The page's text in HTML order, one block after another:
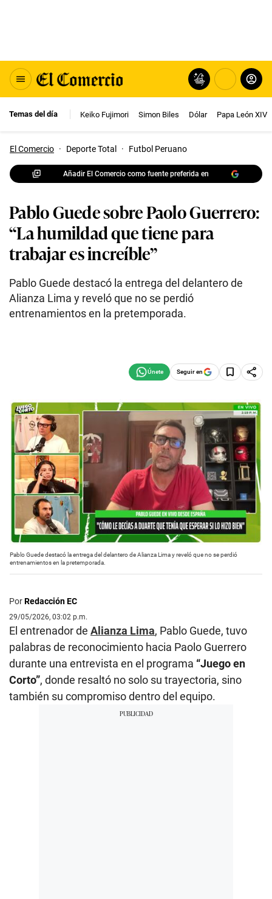
Temas del día Keiko Fujimori Simon Biles Dólar Papa León XIV
El Comercio · Deporte Total · Futbol Peruano
Añadir El Comercio como fuente preferida en
Pablo Guede sobre Paolo Guerrero:
“La humildad que tiene para
trabajar es increíble”
Pablo Guede destacó la entrega del delantero de
Alianza Lima y reveló que no se perdió
entrenamientos en la pretemporada.
Seguir en
Pablo Guede destacó la entrega del delantero de Alianza Lima y reveló que no se perdió
entrenamientos en la pretemporada.
PorRedacción EC
29/05/2026, 03:02 p.m.
El entrenador de Alianza Lima, Pablo Guede, tuvo
palabras de reconocimiento hacia Paolo Guerrero
durante una entrevista en el programa “Juego en
Corto”, donde resaltó no solo su trayectoria, sino
también su compromiso dentro del equipo.